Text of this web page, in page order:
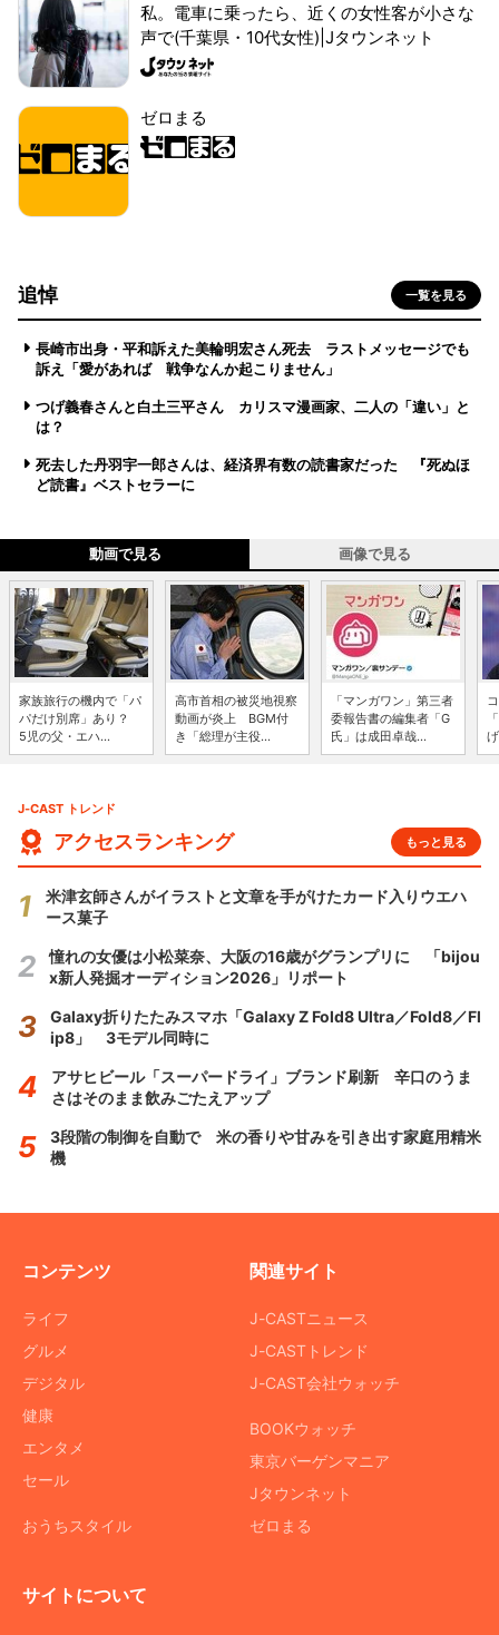
私。電車に乗ったら、近くの女性客が小さな
声で(千葉県・10代女性)|Jタウンネット
ゼロまる
追悼 一覧を見る
長崎市出身・平和訴えた美輪明宏さん死去 ラストメッセージでも
訴え「愛があれば 戦争なんか起こりません」
つげ義春さんと白土三平さん カリスマ漫画家、二人の「違い」と
は？
死去した丹羽宇一郎さんは、経済界有数の読書家だった 『死ぬほ
ど読書』ベストセラーに
動画で見る 画像で見る
家族旅行の機内で「パ
パだけ別席」あり？
5児の父・エハ...
高市首相の被災地視察
動画が炎上 BGM付
き「総理が主役...
「マンガワン」第三者
委報告書の編集者「G
氏」は成田卓哉...
J-CAST トレンド
アクセスランキング もっと見る
米津玄師さんがイラストと文章を手がけたカード入りウエハ
ース菓子
憧れの女優は小松菜奈、大阪の16歳がグランプリに 「bijou
x新人発掘オーディション2026」リポート
Galaxy折りたたみスマホ「Galaxy Z Fold8 Ultra／Fold8／Fl
ip8」 3モデル同時に
アサヒビール「スーパードライ」ブランド刷新 辛口のうま
さはそのまま飲みごたえアップ
3段階の制御を自動で 米の香りや甘みを引き出す家庭用精米
機
コンテンツ
ライフ
グルメ
デジタル
健康
エンタメ
セール
おうちスタイル
関連サイト
J-CASTニュース
J-CASTトレンド
J-CAST会社ウォッチ
BOOKウォッチ
東京バーゲンマニア
Jタウンネット
ゼロまる
サイトについて